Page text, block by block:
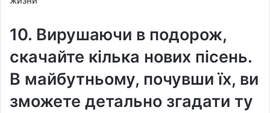
10. Вирушаючи в подорож,
скачайте кілька нових пісень.
В майбутньому, почувши їх, ви
зможете детально згадати ту